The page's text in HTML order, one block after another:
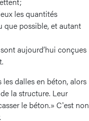
les quantités
que possible, et autant
aujourd’hui conçues
dalles en béton, alors
la structure. Leur
le béton.» C'est non